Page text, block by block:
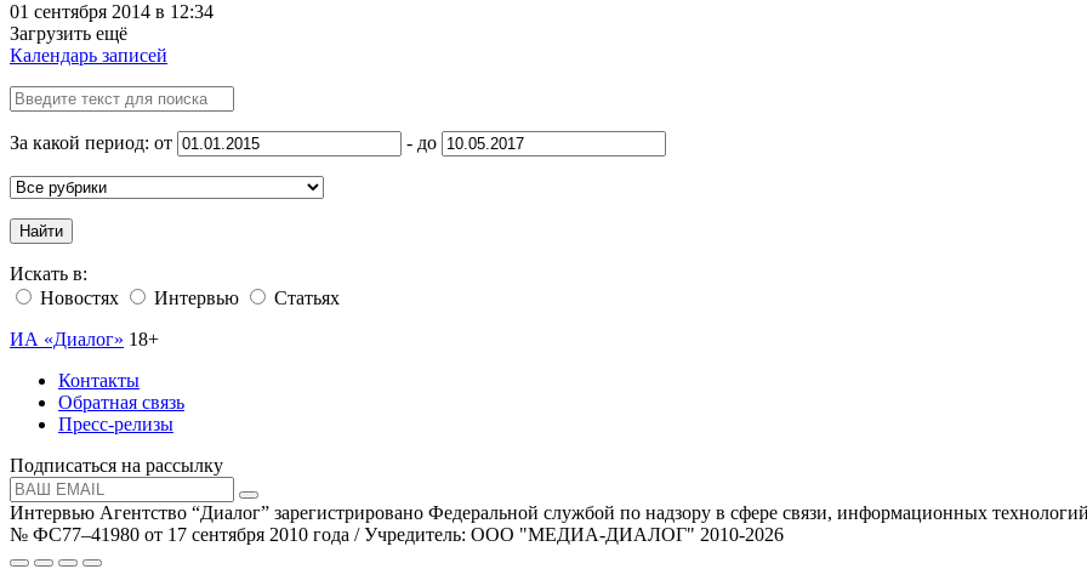
01 сентября 2014 в 12:34
Загрузить ещё
Календарь записей
За какой период: от - до
Найти
Искать в:
Новостях
Интервью
Статьях
ИА «Диалог» 18+
Контакты
Обратная связь
Пресс-релизы
Подписаться на рассылку
Интервью Агентство “Диалог” зарегистрировано Федеральной службой по надзору в сфере связи, информационных
№ ФС77–41980 от 17 сентября 2010 года / Учредитель: ООО "МЕДИА-ДИАЛОГ" 2010-2026